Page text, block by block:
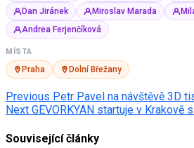
Dan Jiránek
Miroslav Marada
Andrea Ferjenčíková
MÍSTA
Praha Dolní Břežany
Post
navigation
Previous Petr Pavel na návštěvě 3D
Next GEVORKYAN startuje v Krakově
Související články